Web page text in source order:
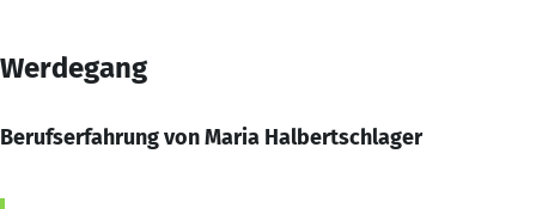
Werdegang
Berufserfahrung von Maria Halbertschlager